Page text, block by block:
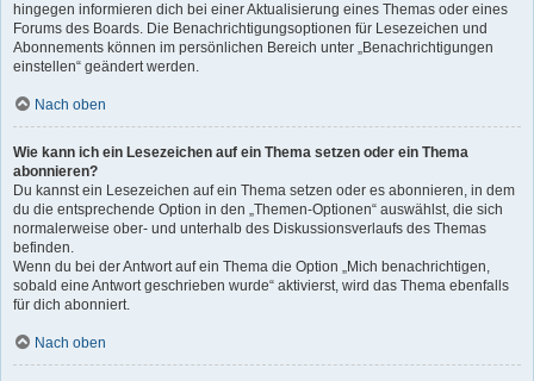
hingegen informieren dich bei einer Aktualisierung eines Themas oder eines
Forums des Boards. Die Benachrichtigungsoptionen für Lesezeichen und
Abonnements können im persönlichen Bereich unter „Benachrichtigungen
einstellen“ geändert werden.
Nach oben
Wie kann ich ein Lesezeichen auf ein Thema setzen oder ein Thema
abonnieren?
Du kannst ein Lesezeichen auf ein Thema setzen oder es abonnieren, in dem
du die entsprechende Option in den „Themen-Optionen“ auswählst, die sich
normalerweise ober- und unterhalb des Diskussionsverlaufs des Themas
befinden.
Wenn du bei der Antwort auf ein Thema die Option „Mich benachrichtigen,
sobald eine Antwort geschrieben wurde“ aktivierst, wird das Thema ebenfalls
für dich abonniert.
Nach oben